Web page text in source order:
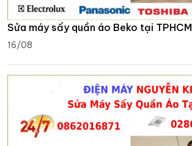
Sửa máy sấy quần áo Beko tại TPHCM
16/08